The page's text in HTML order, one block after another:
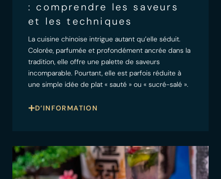
: comprendre les saveurs
et les techniques
La cuisine chinoise intrigue autant qu’elle séduit.
Colorée, parfumée et profondément ancrée dans la
tradition, elle offre une palette de saveurs
incomparable. Pourtant, elle est parfois réduite à
une simple idée de plat « sauté » ou « sucré-salé ».
D’INFORMATION